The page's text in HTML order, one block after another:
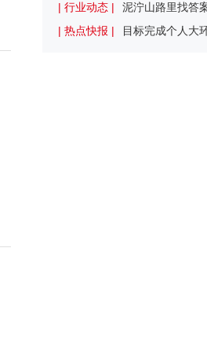
| 行业动态 |
| 热点快报 |